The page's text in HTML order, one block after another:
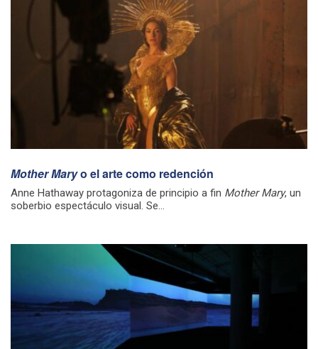
Mother Maryo el arte como redención
Anne Hathaway protagoniza de principio a fin Mother Mary, un
soberbio espectáculo visual. Se...